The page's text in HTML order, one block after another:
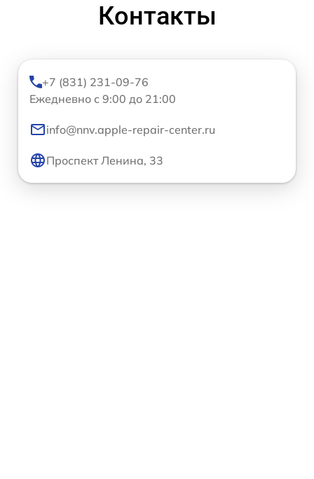
Контакты
+7 (831) 231-09-76
Ежедневно с 9:00 до 21:00
info@nnv.apple-repair-center.ru
Проспект Ленина, 33